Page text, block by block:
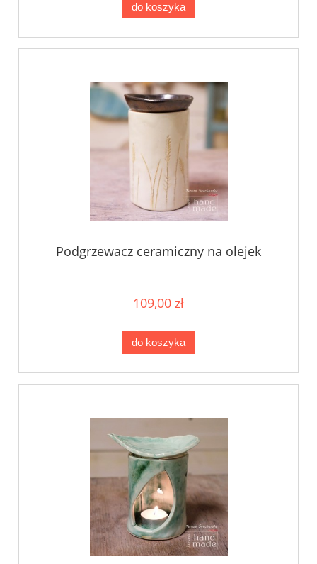
do koszyka
Podgrzewacz ceramiczny na olejek
109,00 zł
do koszyka